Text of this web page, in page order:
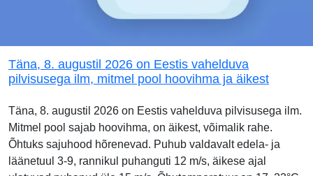
Täna, 8. augustil 2026 on Eestis vahelduva
pilvisusega ilm, mitmel pool hoovihma ja äikest
Täna, 8. augustil 2026 on Eestis vahelduva pilvisusega ilm.
Mitmel pool sajab hoovihma, on äikest, võimalik rahe.
Õhtuks sajuhood hõrenevad. Puhub valdavalt edela- ja
läänetuul 3-9, rannikul puhanguti 12 m/s, äikese ajal